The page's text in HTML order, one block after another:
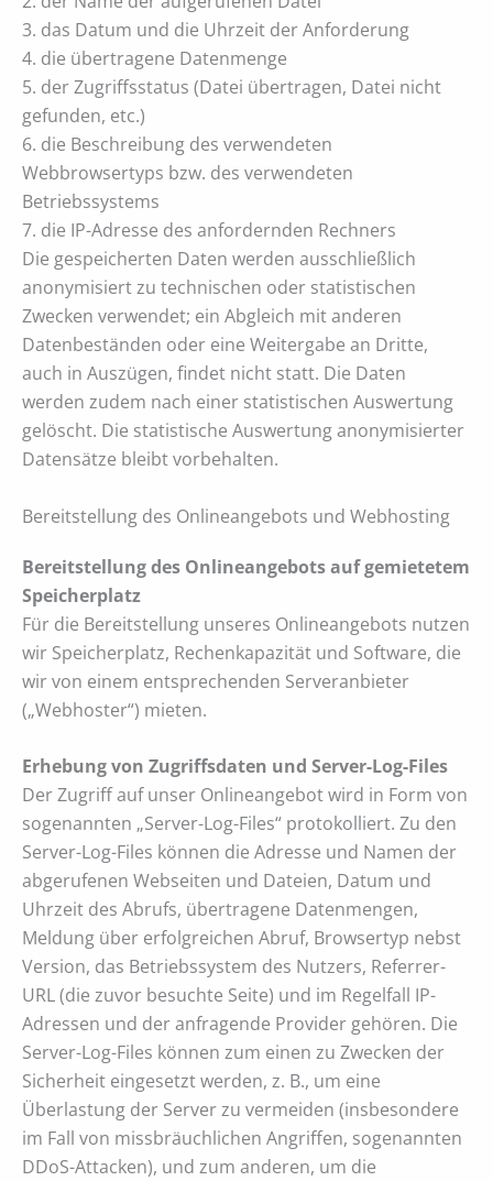
3. das Datum und die Uhrzeit der Anforderung
4. die übertragene Datenmenge
5. der Zugriffsstatus (Datei übertragen, Datei nicht
gefunden, etc.)
6. die Beschreibung des verwendeten
Webbrowsertyps bzw. des verwendeten
Betriebssystems
7. die IP-Adresse des anfordernden Rechners
Die gespeicherten Daten werden ausschließlich
anonymisiert zu technischen oder statistischen
Zwecken verwendet; ein Abgleich mit anderen
Datenbeständen oder eine Weitergabe an Dritte,
auch in Auszügen, findet nicht statt. Die Daten
werden zudem nach einer statistischen Auswertung
gelöscht. Die statistische Auswertung anonymisierter
Datensätze bleibt vorbehalten.
Bereitstellung des Onlineangebots und Webhosting
Bereitstellung des Onlineangebots auf gemietetem
Speicherplatz
Für die Bereitstellung unseres Onlineangebots nutzen
wir Speicherplatz, Rechenkapazität und Software, die
wir von einem entsprechenden Serveranbieter
(„Webhoster“) mieten.
Erhebung von Zugriffsdaten und Server-Log-Files
Der Zugriff auf unser Onlineangebot wird in Form von
sogenannten „Server-Log-Files“ protokolliert. Zu den
Server-Log-Files können die Adresse und Namen der
abgerufenen Webseiten und Dateien, Datum und
Uhrzeit des Abrufs, übertragene Datenmengen,
Meldung über erfolgreichen Abruf, Browsertyp nebst
Version, das Betriebssystem des Nutzers, Referrer-
URL (die zuvor besuchte Seite) und im Regelfall IP-
Adressen und der anfragende Provider gehören. Die
Server-Log-Files können zum einen zu Zwecken der
Sicherheit eingesetzt werden, z. B., um eine
Überlastung der Server zu vermeiden (insbesondere
im Fall von missbräuchlichen Angriffen, sogenannten
DDoS-Attacken), und zum anderen, um die